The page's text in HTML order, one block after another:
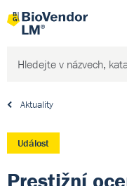
Aktuality
Událost
Prestižní